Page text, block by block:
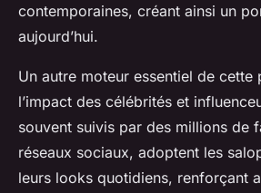
contemporaines, créant ainsi un
aujourd’hui.
Un autre moteur essentiel de cette
l’impact des célébrités et
souvent suivis par des millions de
réseaux sociaux, adoptent les
leurs looks quotidiens, renforçant